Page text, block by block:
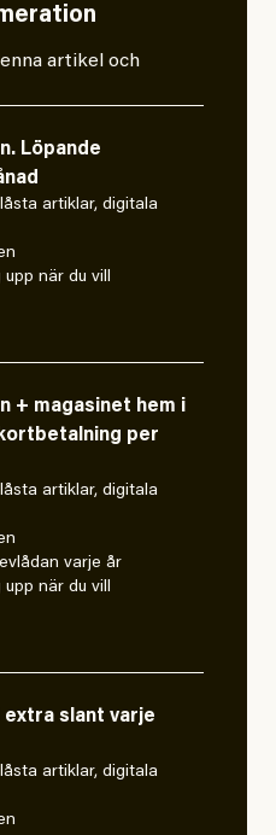
artikel och
Löpande
artiklar, digitala
när du vill
+ magasinet hem i
per
artiklar, digitala
varje år
när du vill
slant varje
artiklar, digitala